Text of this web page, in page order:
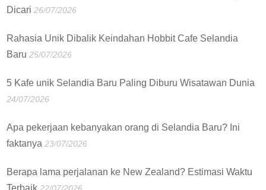
Dicari 26/07/2026
Rahasia Unik Dibalik Keindahan Hobbit Cafe Selandia
Baru 25/07/2026
5 Kafe unik Selandia Baru Paling Diburu Wisatawan Dunia
24/07/2026
Apa pekerjaan kebanyakan orang di Selandia Baru? Ini
faktanya 23/07/2026
Berapa lama perjalanan ke New Zealand? Estimasi Waktu